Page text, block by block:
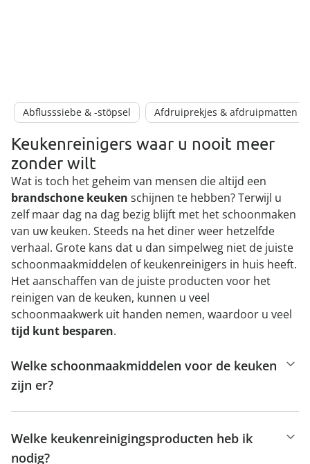
Abflusssiebe & -stöpsel Afdruiprekjes & afdruipmatten
Keukenreinigers waar u nooit meer
zonder wilt
Wat is toch het geheim van mensen die altijd een
brandschone keuken schijnen te hebben? Terwijl u
zelf maar dag na dag bezig blijft met het schoonmaken
van uw keuken. Steeds na het diner weer hetzelfde
verhaal. Grote kans dat u dan simpelweg niet de juiste
schoonmaakmiddelen of keukenreinigers in huis heeft.
Het aanschaffen van de juiste producten voor het
reinigen van de keuken, kunnen u veel
schoonmaakwerk uit handen nemen, waardoor u veel
tijd kunt besparen.
Welke schoonmaakmiddelen voor de keuken
zijn er?
Welke keukenreinigingsproducten heb ik
nodig?